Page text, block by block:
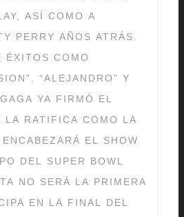
ASÍ COMO A
PERRY AÑOS ATRÁS.
ÉXITOS COMO
“ALEJANDRO” Y
YA FIRMÓ EL
LA RATIFICA COMO LA
EL SHOW
DEL SUPER BOWL
NO SERÁ LA PRIMERA
EN LA FINAL DEL